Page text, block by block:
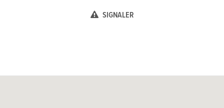
SIGNALER